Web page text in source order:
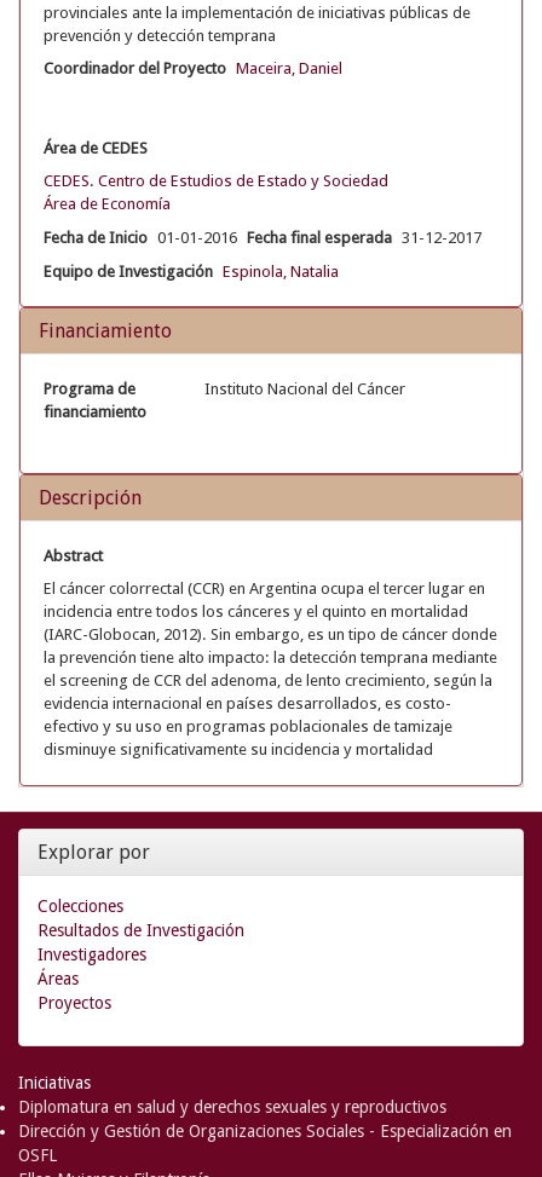
provinciales ante la implementación de iniciativas públicas de
prevención y detección temprana
Coordinador del Proyecto Maceira, Daniel
Área de CEDES
CEDES. Centro de Estudios de Estado y Sociedad
Área de Economía
Fecha de Inicio 01-01-2016 Fecha final esperada 31-12-2017
Equipo de Investigación Espinola, Natalia
Financiamiento
Programa de
financiamiento
Instituto Nacional del Cáncer
Descripción
Abstract
El cáncer colorrectal (CCR) en Argentina ocupa el tercer lugar en
incidencia entre todos los cánceres y el quinto en mortalidad
(IARC-Globocan, 2012). Sin embargo, es un tipo de cáncer donde
la prevención tiene alto impacto: la detección temprana mediante
el screening de CCR del adenoma, de lento crecimiento, según la
evidencia internacional en países desarrollados, es costo-
efectivo y su uso en programas poblacionales de tamizaje
disminuye significativamente su incidencia y mortalidad
Explorar por
Colecciones
Resultados de Investigación
Investigadores
Áreas
Proyectos
Iniciativas
Diplomatura en salud y derechos sexuales y reproductivos
Dirección y Gestión de Organizaciones Sociales - Especialización en
OSFL